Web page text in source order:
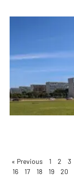
« Previous 1 2 3
16
17 18 19 20